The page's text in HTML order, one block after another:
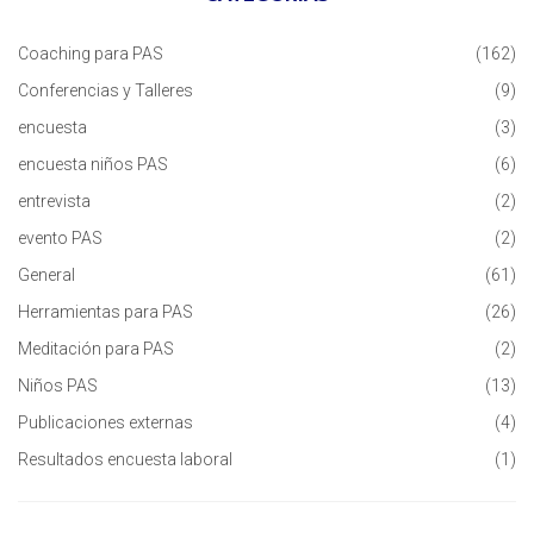
Coaching para PAS
(162)
Conferencias y Talleres
(9)
encuesta
(3)
encuesta niños PAS
(6)
entrevista
(2)
evento PAS
(2)
General
(61)
Herramientas para PAS
(26)
Meditación para PAS
(2)
Niños PAS
(13)
Publicaciones externas
(4)
Resultados encuesta laboral
(1)